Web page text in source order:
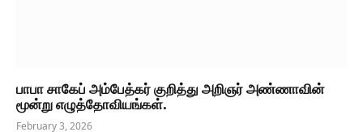
பாபா சாகேப் அம்பேத்கர் குறித்து அறிஞர் அண்ணாவின்
மூன்று எழுத்தோவியங்கள்.
February 3, 2026